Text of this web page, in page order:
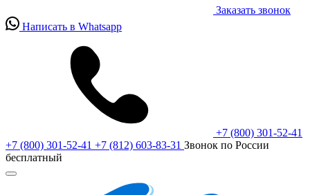
Заказать звонок
Написать в Whatsapp
+7 (800) 301-52-41
+7 (800) 301-52-41 +7 (812) 603-83-31 Звонок по России
бесплатный